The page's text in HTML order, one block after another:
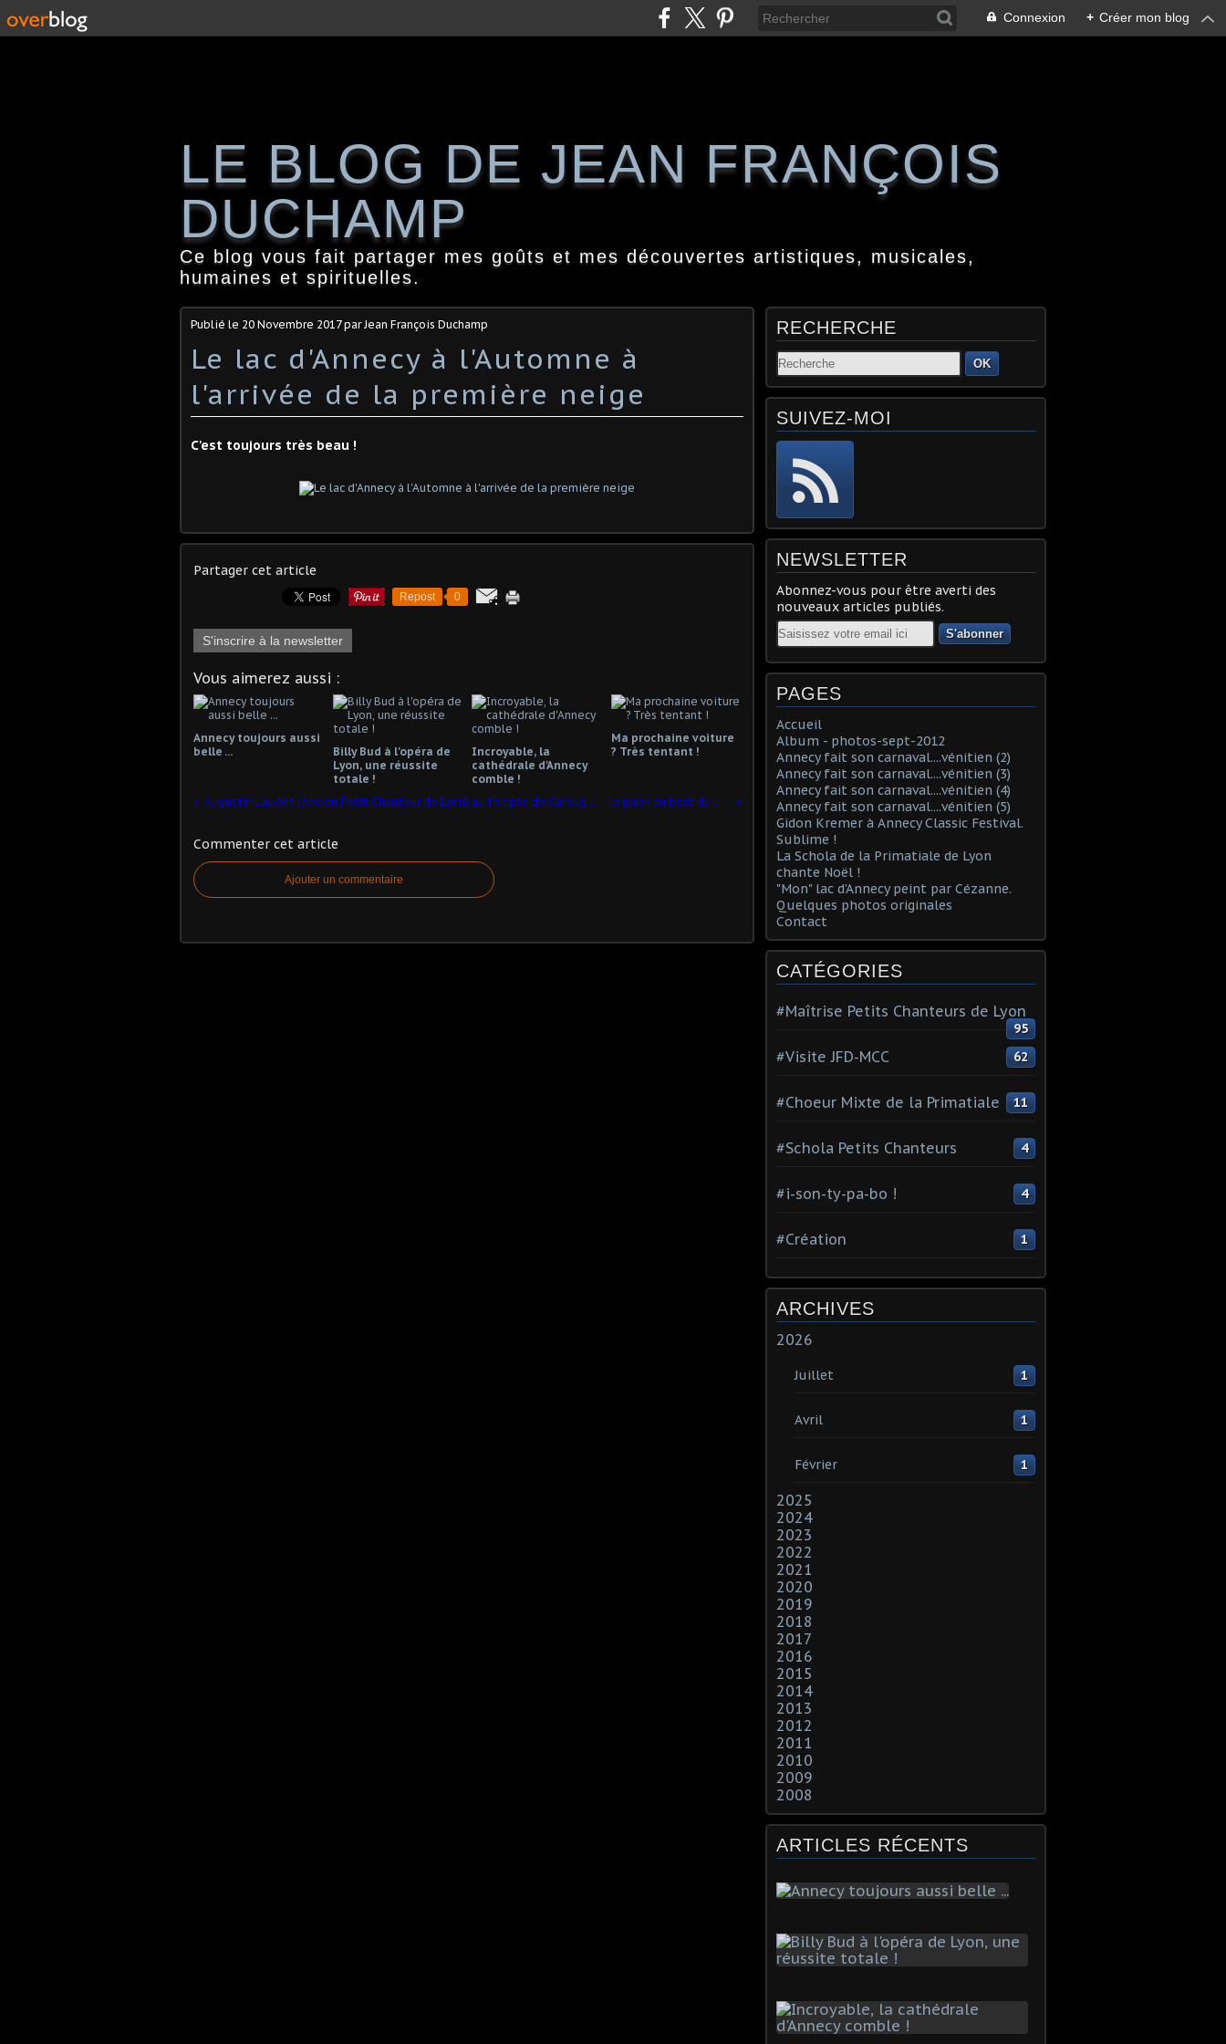
Connexion + Créer mon blog
LE BLOG DE JEAN FRANÇOIS
DUCHAMP
Ce blog vous fait partager mes goûts et mes découvertes artistiques, musicales,
humaines et spirituelles.
Publié le 20 Novembre 2017par Jean François Duchamp
Le lac d'Annecy à l'Automne à
l'arrivée de la première neige
C'est toujours très beau !
Partager cet article
Repost 0
S'inscrire à la newsletter
Vous aimerez aussi :
Annecy toujours aussi
belle ...
Billy Bud à l'opéra de
Lyon, une réussite
totale !
Incroyable, la
cathédrale d'Annecy
comble !
Ma prochaine voiture
? Très tentant !
Augustin Laudet (Ancien Petit Chanteur de Lyon) au temple de Carouge-Genève pour le culte musical le paon au bord du lac d'Annecy.
Commenter cet article
Ajouter un commentaire
RECHERCHE
OK
SUIVEZ-MOI
NEWSLETTER
Abonnez-vous pour être averti des
nouveaux articles publiés.
Email
PAGES
Accueil
Album - photos-sept-2012
Annecy fait son carnaval....vénitien (2)
Annecy fait son carnaval....vénitien (3)
Annecy fait son carnaval....vénitien (4)
Annecy fait son carnaval....vénitien (5)
Gidon Kremer à Annecy Classic Festival.
Sublime !
La Schola de la Primatiale de Lyon
chante Noël !
"Mon" lac d'Annecy peint par Cézanne.
Quelques photos originales
Contact
CATÉGORIES
#Maîtrise Petits Chanteurs de Lyon
95
#Visite JFD-MCC 62
#Choeur Mixte de la Primatiale 11
#Schola Petits Chanteurs 4
#i-son-ty-pa-bo ! 4
#Création 1
ARCHIVES
2026
Juillet 1
Avril 1
Février 1
2025
2024
2023
2022
2021
2020
2019
2018
2017
2016
2015
2014
2013
2012
2011
2010
2009
2008
ARTICLES RÉCENTS